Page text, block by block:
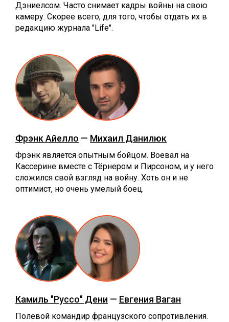
Дэниелсом. Часто снимает кадры войны на свою
камеру. Скорее всего, для того, чтобы отдать их в
редакцию журнала "Life".
Фрэнк Айелло — Михаил Данилюк
Фрэнк является опытным бойцом. Воевал на
Кассерине вместе с Тёрнером и Пирсоном, и у него
сложился свой взгляд на войну. Хоть он и не
оптимист, но очень умелый боец.
Камиль "Руссо" Дени — Евгения Ваган
Полевой командир французского сопротивления.